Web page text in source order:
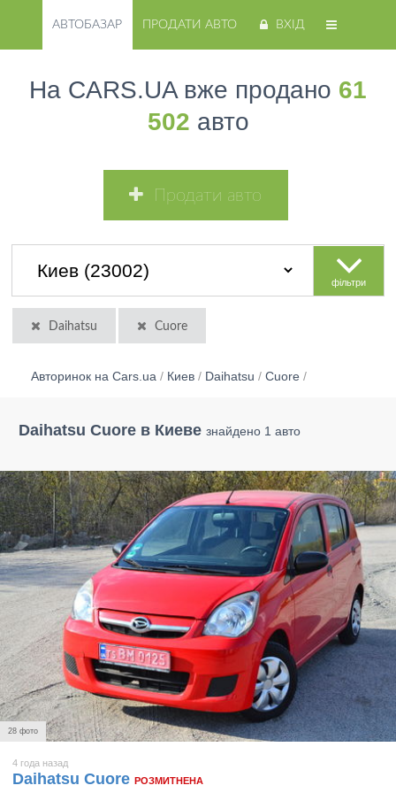
АВТОБАЗАР ПРОДАТИ АВТО ВХІД
На CARS.UA вже продано 61
502 авто
Продати авто
фільтри
Daihatsu Cuore
Авторинок на Cars.ua / Киев / Daihatsu / Cuore /
Daihatsu Cuore в Киеве знайдено 1 авто
28 фото
4 года назад
Daihatsu Cuore РОЗМИТНЕНА